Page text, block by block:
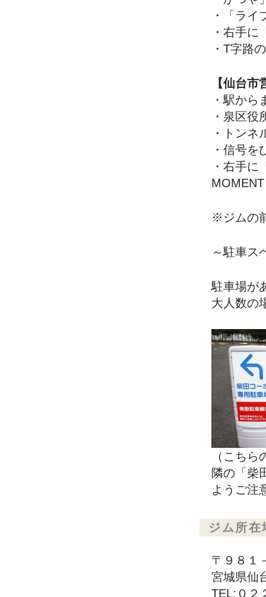
・「ライ
・右手に
・T字路
【仙台
・駅から
・泉区役
・トンネ
・信号を
・右手
MOMENT
※ジムの
～駐車ス
駐車場が
大人数の
（こち
隣の「柴
ようご注
ジム所在
〒９８１
宮城県仙
TEL:０２